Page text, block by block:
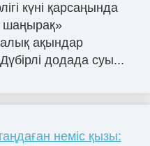
күні қарсаңында
шаңырақ»
ақындар
додада суы...
неміс қызы: